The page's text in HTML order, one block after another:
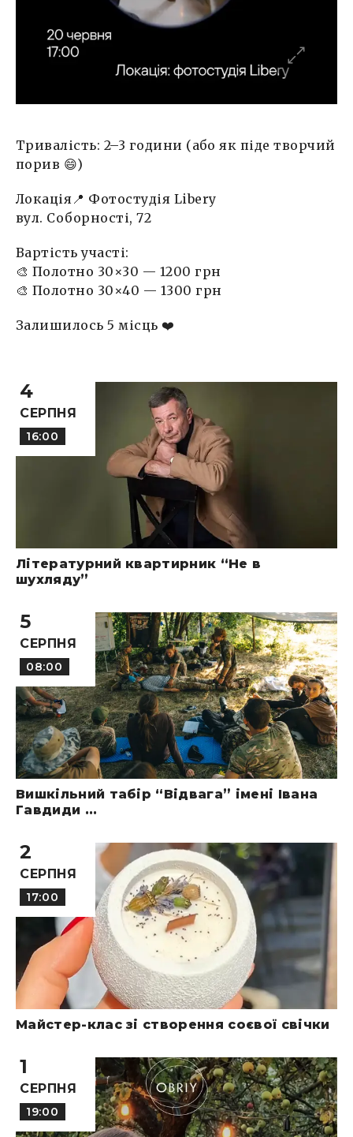
Тривалість: 2–3 години (або як піде творчий
порив 😄)
Локація📍 Фотостудія Libery
вул. Соборності, 72
Вартість участі:
🎨 Полотно 30×30 — 1200 грн
🎨 Полотно 30×40 — 1300 грн
Залишилось 5 місць ❤️
4
СЕРПНЯ
16:00
Літературний квартирник “Не в
шухляду”
5
СЕРПНЯ
08:00
Вишкільний табір “Відвага” імені Івана
Гавдиди ...
2
СЕРПНЯ
17:00
Майстер-клас зі створення соєвої свічки
1
СЕРПНЯ
19:00